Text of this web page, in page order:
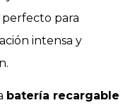
para
intensa y
batería recargable